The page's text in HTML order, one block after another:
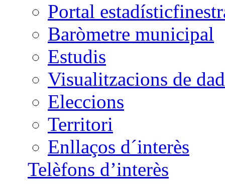
Portal estadístic
Baròmetre municipal
Estudis
Visualitzacions de
Eleccions
Territori
Enllaços d´interès
Telèfons d’interès